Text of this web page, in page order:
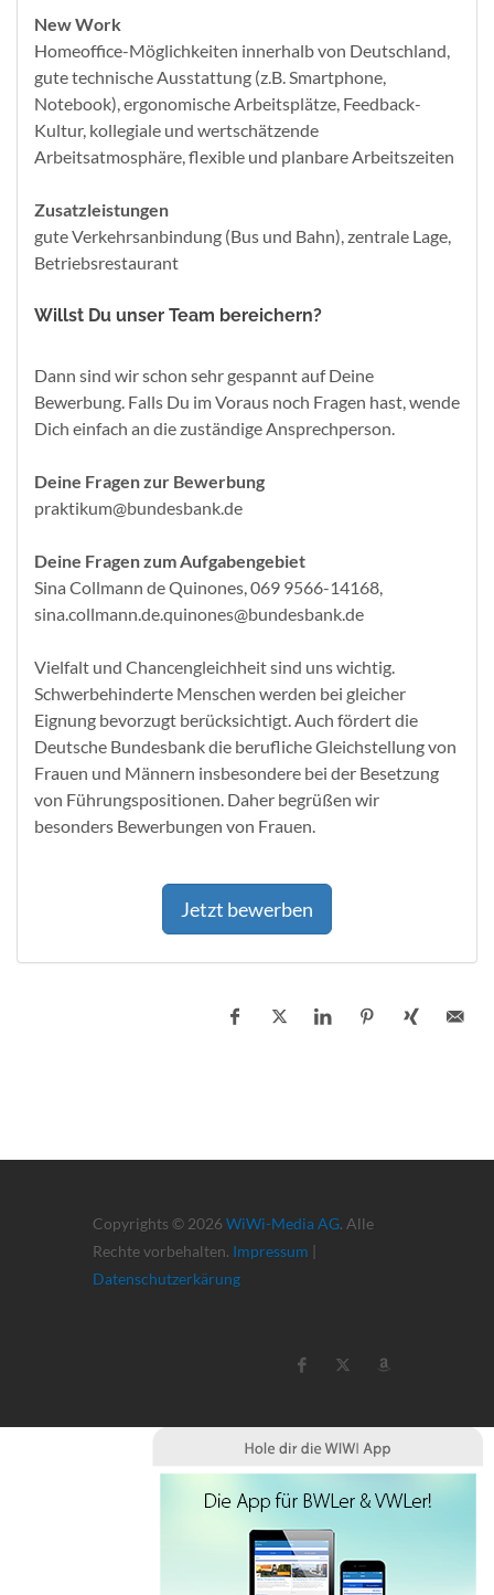
New Work
Homeoffice-Möglichkeiten innerhalb von Deutschland,
gute technische Ausstattung (z.B. Smartphone,
Notebook), ergonomische Arbeitsplätze, Feedback-
Kultur, kollegiale und wertschätzende
Arbeitsatmosphäre, flexible und planbare Arbeitszeiten
Zusatzleistungen
gute Verkehrsanbindung (Bus und Bahn), zentrale Lage,
Betriebsrestaurant
Willst Du unser Team bereichern?
Dann sind wir schon sehr gespannt auf Deine
Bewerbung. Falls Du im Voraus noch Fragen hast, wende
Dich einfach an die zuständige Ansprechperson.
Deine Fragen zur Bewerbung
praktikum@bundesbank.de
Deine Fragen zum Aufgabengebiet
Sina Collmann de Quinones, 069 9566-14168,
sina.collmann.de.quinones@bundesbank.de
Vielfalt und Chancengleichheit sind uns wichtig.
Schwerbehinderte Menschen werden bei gleicher
Eignung bevorzugt berücksichtigt. Auch fördert die
Deutsche Bundesbank die berufliche Gleichstellung von
Frauen und Männern insbesondere bei der Besetzung
von Führungspositionen. Daher begrüßen wir
besonders Bewerbungen von Frauen.
Jetzt bewerben
Copyrights © 2026 WiWi-Media AG. Alle
Rechte vorbehalten. Impressum |
Datenschutzerkärung